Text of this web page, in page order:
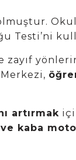
Testi’ni
zayıf
artırmak
kaba